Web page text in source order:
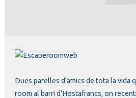
Dues parelles d’amics de tota la vida
room al barri d’Hostafrancs, on